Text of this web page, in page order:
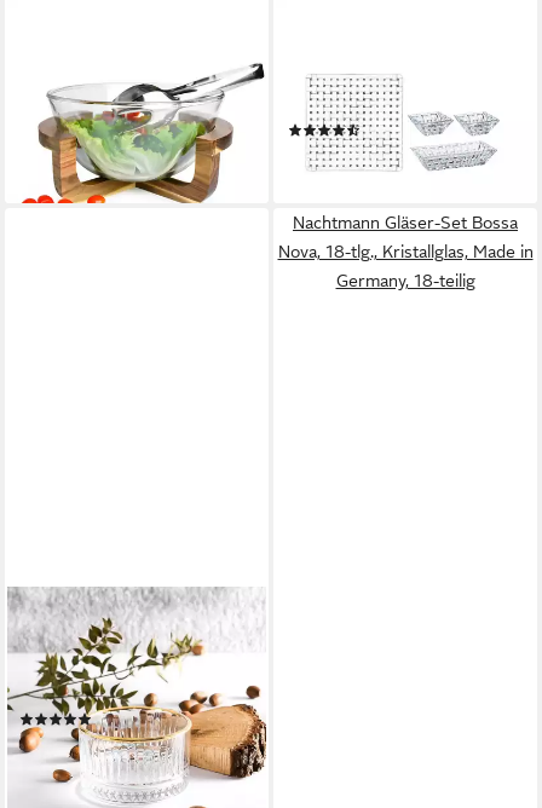
mit Salatbesteck auf Holz-
Gestell Schale Schüssel, Glas
29,99 €
lieferbar - in 2-3 Werktagen bei dir
Bossa Nova Servier-Set 4 tlg.,
Kristallglas, (Packung)
(5)
41,70 €
lieferbar - in 2-3 Werktagen bei dir
PASABAHCE
Snackschale Elysia
Snackschale, 4-fach, 230 cc,
Gold transparent, (4-tlg)
(6)
20,95 € 29,95 €
-30%
lieferbar - in 4-5 Werktagen bei dir
Nachtmann Gläser-Set Bossa
Nova, 18-tlg., Kristallglas, Made in
Germany, 18-teilig